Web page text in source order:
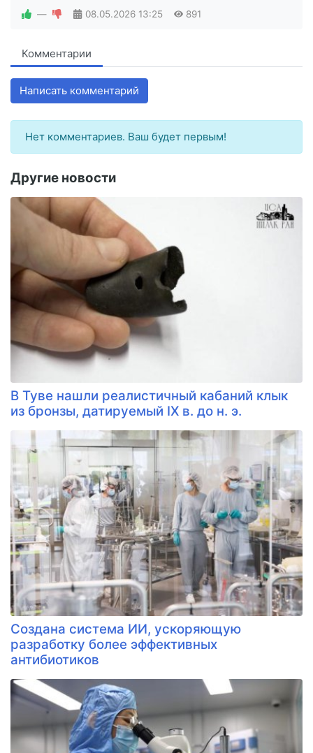
— 08.05.2026 13:25 891
Комментарии
Написать комментарий
Нет комментариев. Ваш будет первым!
Другие новости
В Туве нашли реалистичный кабаний клык
из бронзы, датируемый IX в. до н. э.
Создана система ИИ, ускоряющую
разработку более эффективных
антибиотиков